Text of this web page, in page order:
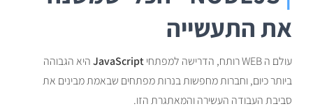
את התעשייה
עולם ה WEB רותח, הדרישה למפתחי JavaScriptהיא הגבוהה
ביותר כיום, וחברות מחפשות בנרות מפתחים שבאמת מבינים את
סביבת העבודה העשירה והמאתגרת הזו.